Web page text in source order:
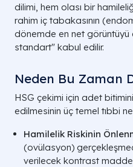
dilimi, hem olası bir
rahim iç tabakasının
dönemde en net görüntüyü
standart" kabul edilir.
Neden Bu Zaman
HSG çekimi için adet
edilmesinin üç temel tıbbi
Hamilelik Riskinin
(ovülasyon)
verilecek kontrast